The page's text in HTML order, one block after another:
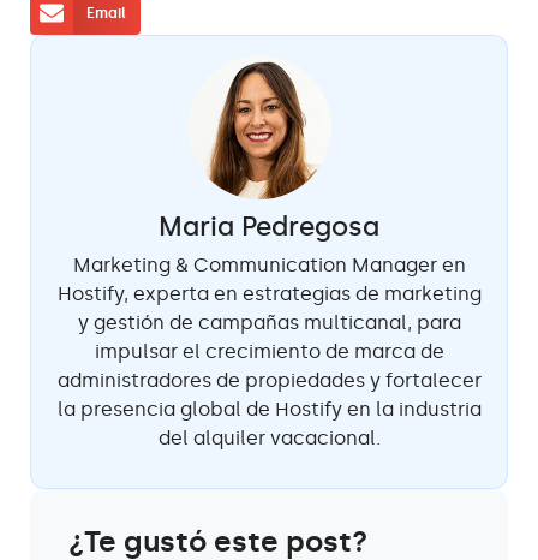
Email
Maria Pedregosa
Marketing & Communication Manager en
Hostify, experta en estrategias de marketing
y gestión de campañas multicanal, para
impulsar el crecimiento de marca de
administradores de propiedades y fortalecer
la presencia global de Hostify en la industria
del alquiler vacacional.
¿Te gustó este post?